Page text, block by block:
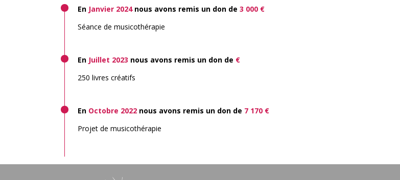
En Janvier 2024nous avons remis un don de 3 000 €
Séance de musicothérapie
En Juillet 2023 nous avons remis un don de €
250 livres créatifs
En Octobre 2022 nous avons remis un don de 7 170 €
Projet de musicothérapie